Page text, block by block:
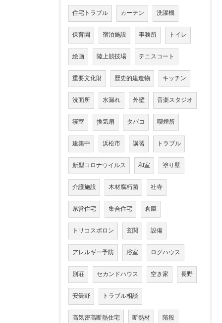
住宅トラブル カーテン 洗濯機
保育園 宿泊施設 事務所 トイレ
絵画 陸上競技場 テニスコート
重要文化財 歴史的建造物 キッチン
洗面所 水漏れ 外壁 音楽スタジオ
寝室 換気扇 タバコ 喫煙所
建築中 浜松市 講習 トラブル
新型コロナウイルス 和室 塗り壁
介護施設 木材腐朽菌 社寺
県営住宅 集合住宅 倉庫
トリコスポロン 玄関 設備
アレルギー予防 浴室 ログハウス
別荘 セカンドハウス 空き家 長野
安曇野 トラブル相談
高気密高断熱住宅 断熱材 階段